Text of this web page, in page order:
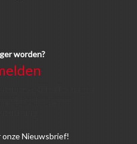
worden?
onze Nieuwsbrief!